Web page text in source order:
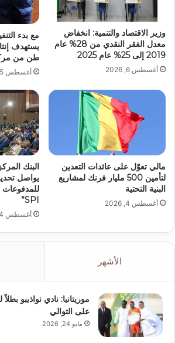
وزير الاقتصاد والتنمية: انخفاض
معدل الفقر النقدي من 28% عام
2019 إلى 25% عام 2025
أغسطس 6, 2026
مع بدء
طن من
أغسطس 5, 2026
مالي تعوّل على عائدات التعدين
لتأمين 500 مليار فرنك لمشاريع
البنية التحتية
أغسطس 4, 2026
البنك
يواصل
SPI”
أغسطس 4, 2026
الأشهر
موريتانيا: نادي نواذيبو
على التوالي
مايو 24, 2026